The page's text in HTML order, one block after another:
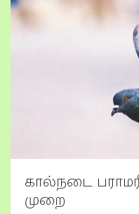
கால்நடை
முறை